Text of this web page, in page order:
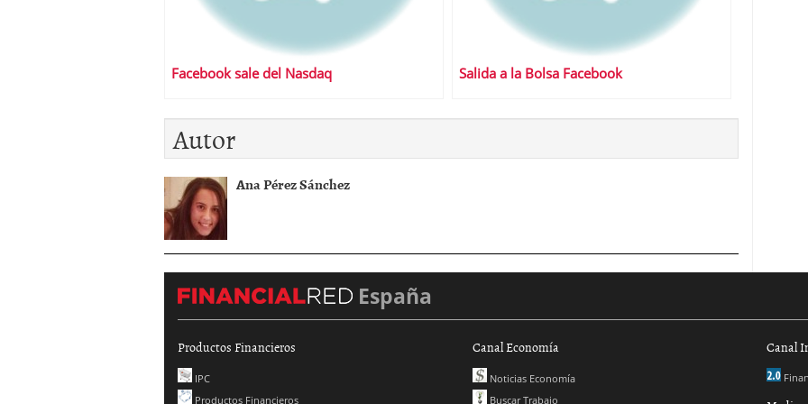
Facebook sale del Nasdaq Salida a la Bolsa Facebook
Autor
Ana Pérez Sánchez
España
Productos Financieros
IPC
Productos Financieros
Canal Economía
Noticias Economía
Buscar Trabajo
Canal